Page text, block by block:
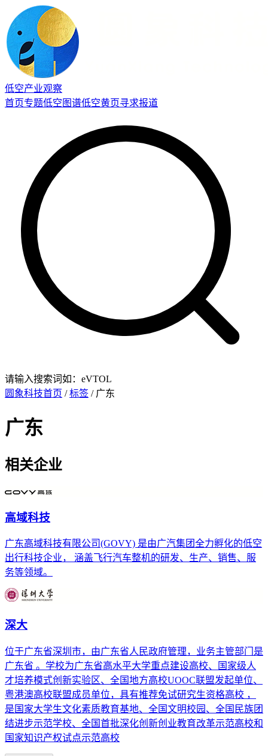
低空产业观察
首页专题低空图谱低空黄页寻求报道
请输入搜索词如：eVTOL
圆象科技首页 /标签 / 广东
广东
相关企业
高域科技
广东高域科技有限公司(GOVY) 是由广汽集团全力孵化的低空
出行科技企业， 涵盖飞行汽车整机的研发、生产、销售、服
务等领域。
深大
位于广东省深圳市，由广东省人民政府管理，业务主管部门是
广东省 。学校为广东省高水平大学重点建设高校、国家级人
才培养模式创新实验区、全国地方高校UOOC联盟发起单位、
粤港澳高校联盟成员单位，具有推荐免试研究生资格高校 ，
是国家大学生文化素质教育基地、全国文明校园、全国民族团
结进步示范学校、全国首批深化创新创业教育改革示范高校和
国家知识产权试点示范高校